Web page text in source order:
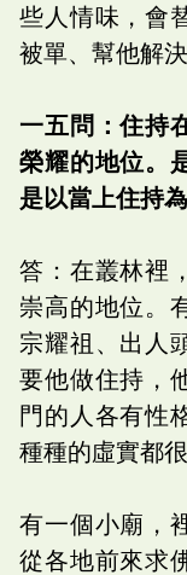
些人情味，會
被單、幫他解
一五問：住持
榮耀的地位。
是以當上住持
答：在叢林裡
崇高的地位。
宗耀祖、出人
要他做住持，
門的人各有性
種種的虛實都很
有一個小廟，
從各地前來求